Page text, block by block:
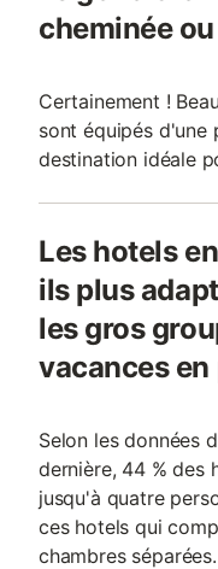
cheminée
Certainement !
sont équipés d'une
destination idéale
Les hotels
ils plus
les gros
vacances
Selon les données
dernière, 44 % des
jusqu'à quatre
ces hotels qui
chambres